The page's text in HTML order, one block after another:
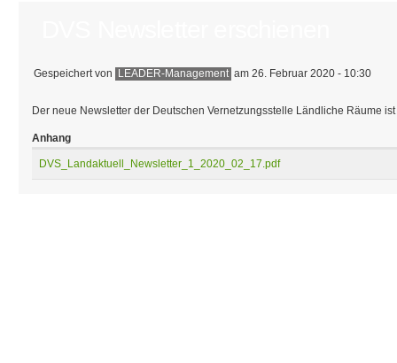
Gespeichert von LEADER-Management am 26. Februar 2020 - 10:30
Der neue Newsletter der Deutschen Vernetzungsstelle Ländliche Räume
Anhang
DVS_Landaktuell_Newsletter_1_2020_02_17.pdf